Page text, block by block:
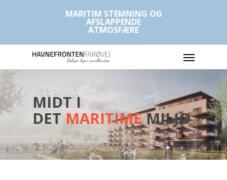
MARITIM STEMNING OG
AFSLAPPENDE
ATMOSFÆRE
MIDT I
DETMARITIMEMILJØ